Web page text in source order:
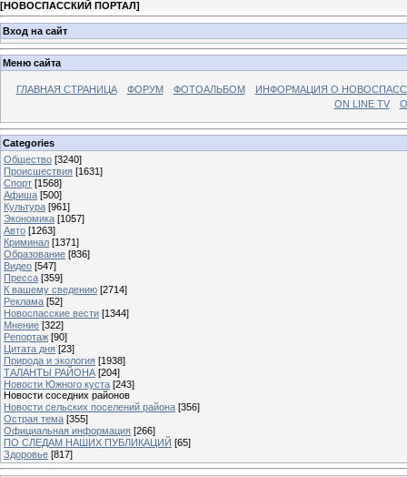
[НОВОСПАССКИЙ ПОРТАЛ]
Вход на сайт
Меню сайта
ГЛАВНАЯ СТРАНИЦА ФОРУМ ФОТОАЛЬБОМ
ИНФОРМАЦИЯ О
ON LINE TV
Categories
Общество [3240]
Происшествия [1631]
Спорт [1568]
Афиша [500]
Культура [961]
Экономика [1057]
Авто [1263]
Криминал [1371]
Образование [836]
Видео [547]
Пресса [359]
К вашему сведению [2714]
Реклама [52]
Новоспасские вести [1344]
Мнение [322]
Репортаж [90]
Цитата дня [23]
Природа и экология [1938]
ТАЛАНТЫ РАЙОНА [204]
Новости Южного куста [243]
Новости соседних районов
Новости сельских поселений района [356]
Острая тема [355]
Официальная информация [266]
ПО СЛЕДАМ НАШИХ ПУБЛИКАЦИЙ [65]
Здоровье [817]